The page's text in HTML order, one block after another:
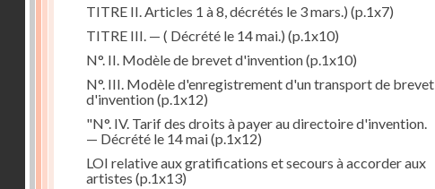
TITRE II. Articles 1 à 8, décrétés le 3 mars.) (p.1x7)
TITRE III. — ( Décrété le 14 mai.) (p.1x10)
N°. II. Modèle de brevet d'invention(p.1x10)
N°. III. Modèle d'enregistrement d'un transport de brevet
d'invention(p.1x12)
"N°. IV. Tarif des droits à payer au directoire d'invention.
— Décrété le 14 mai(p.1x12)
LOI relative aux gratifications et secours à accorder aux
artistes (p.1x13)